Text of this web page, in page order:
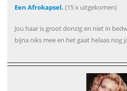
Een Afrokapsel. (15 x uitgekomen)
Jou haar is groot donzig en niet in
bijna niks mee en het gaat helaas nog